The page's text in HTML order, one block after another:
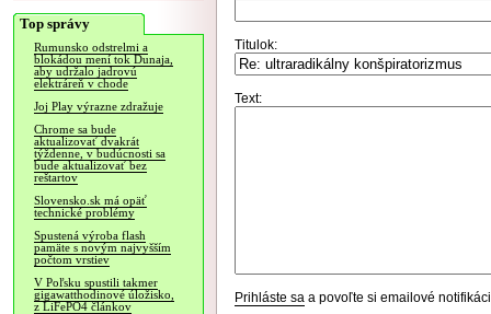
Top správy
Rumunsko odstrelmi a
blokádou mení tok Dunaja,
aby udržalo jadrovú
elektráreň v chode
Joj Play výrazne zdražuje
Chrome sa bude
aktualizovať dvakrát
týždenne, v budúcnosti sa
bude aktualizovať bez
reštartov
Slovensko.sk má opäť
technické problémy
Spustená výroba flash
pamäte s novým najvyšším
počtom vrstiev
V Poľsku spustili takmer
gigawatthodinové úložisko,
z LiFePO4 článkov
Titulok:
Text:
Prihláste sa a povoľte si emailové